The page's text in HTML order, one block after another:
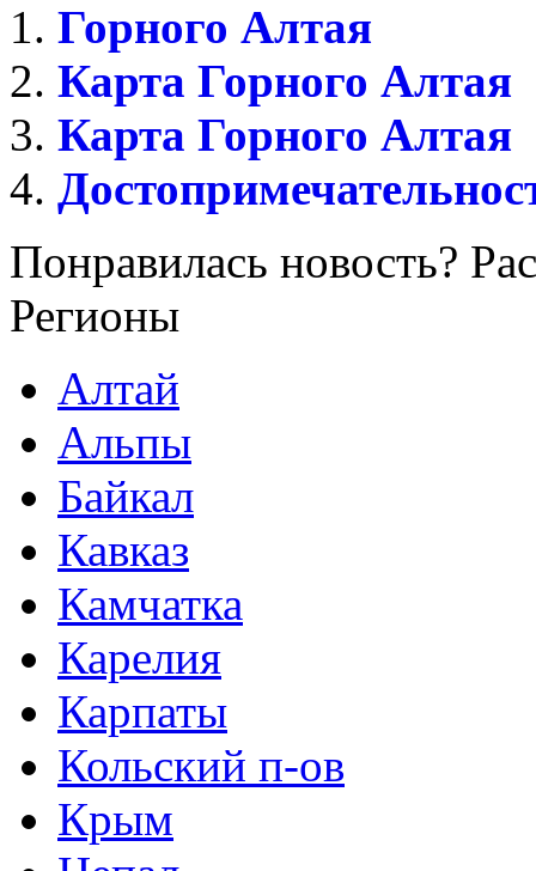
Горного Алтая
Карта Горного Алтая
Карта Горного Алтая
Понравилась новость?
Регионы
Алтай
Альпы
Байкал
Кавказ
Камчатка
Карелия
Карпаты
Кольский п-ов
Крым